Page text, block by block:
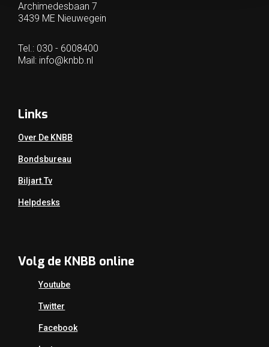
Archimedesbaan 7
3439 ME Nieuwegein
Tel.: 030 - 6008400
Mail: info@knbb.nl
Links
Over De KNBB
Bondsbureau
Biljart.tv
Helpdesks
Volg de KNBB online
Youtube
Twitter
Facebook